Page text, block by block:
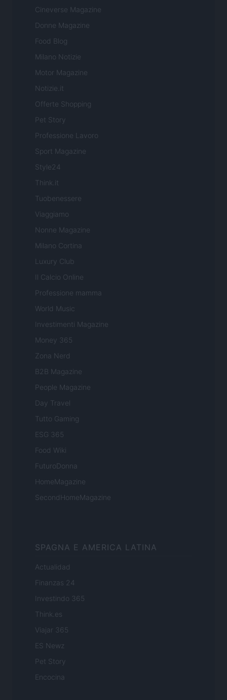
Cineverse Magazine
Donne Magazine
Food Blog
Milano Notizie
Motor Magazine
Notizie.it
Offerte Shopping
Pet Story
Professione Lavoro
Sport Magazine
Style24
Think.it
Tuobenessere
Viaggiamo
Nonne Magazine
Milano Cortina
Luxury Club
Il Calcio Online
Professione mamma
World Music
Investimenti Magazine
Money 365
Zona Nerd
B2B Magazine
People Magazine
Day Travel
Tutto Gaming
ESG 365
Food Wiki
FuturoDonna
HomeMagazine
SecondHomeMagazine
SPAGNA E AMERICA LATINA
Actualidad
Finanzas 24
Investindo 365
Think.es
Viajar 365
ES Newz
Pet Story
Encocina